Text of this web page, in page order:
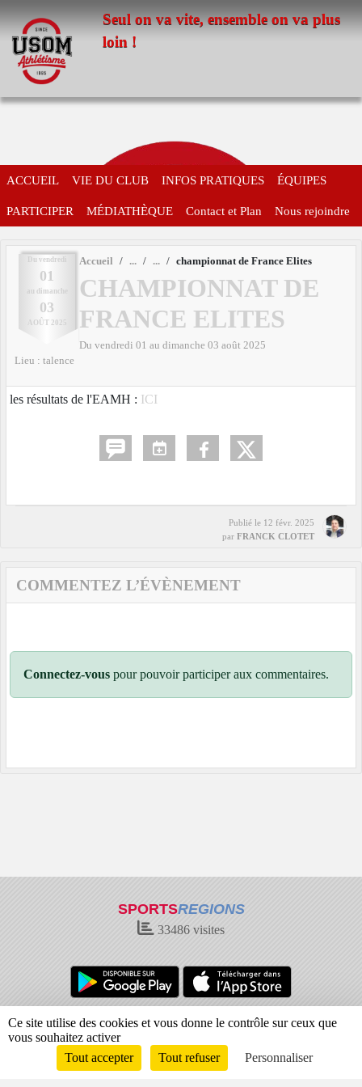
Seul on va vite, ensemble on va plus
loin !
ACCUEIL VIE DU CLUB INFOS PRATIQUES ÉQUIPES
PARTICIPER MÉDIATHÈQUE Contact et Plan Nous rejoindre
Du vendredi
01
au dimanche
03
AOÛT 2025
Accueil championnat de France Elites
CHAMPIONNAT DE
FRANCE ELITES
Du vendredi 01 au dimanche 03 août 2025
Lieu : talence
les résultats de l'EAMH : ICI
Publié le 12 févr. 2025
par FRANCK CLOTET
COMMENTEZ L’ÉVÈNEMENT
Connectez-vous pour pouvoir participer aux commentaires.
SPORTSREGIONS
33486 visites
Charte cookies
Gestion des cookies
Informations légales
Envie de participer ?
Connexion
Ce site utilise des cookies et vous donne le contrôle sur ceux que
vous souhaitez activer
Tout accepter
Tout refuser Personnaliser